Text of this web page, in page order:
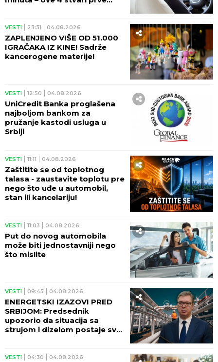
VESTI 23:31 04.08.2026
ZAPLENJENO VIŠE OD 51.000
IGRAČAKA IZ KINE! Sadrže
kancerogene materije!
VESTI 12:50 04.08.2026
UniCredit Banka proglašena
najboljom bankom za
pružanje kastodi usluga u
Srbiji
VESTI 11:11 04.08.2026
Zaštitite se od toplotnog
talasa - zaustavite toplotu pre
nego što uđe u automobil,
stan ili kancelariju!
VESTI 11:03 04.08.2026
Put do novog automobila
može biti jednostavniji nego
što mislite
VESTI 09:45 04.08.2026
ENERGETSKI IZAZOVI PRED
SRBIJOM: Predsednik
upozorio da situacija sa
strujom i dizelom postaje sve
VESTI 04:30 04.08.2026